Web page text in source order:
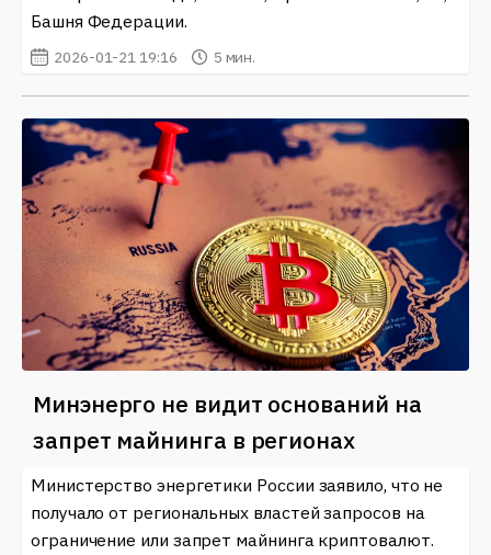
Следите за обновлениями и будьте в курсе событий,
неотъемлемой частью современного финансового
ландшафта.
Башня Федерации.
2026-01-21 19:16 5 мин.
Минэнерго не видит оснований на
запрет майнинга в регионах
Министерство энергетики России заявило, что не
получало от региональных властей запросов на
ограничение или запрет майнинга криптовалют.